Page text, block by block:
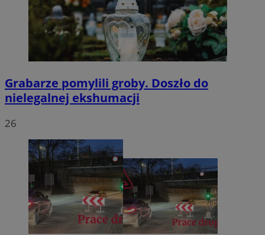
Grabarze pomylili groby. Doszło do
nielegalnej ekshumacji
26